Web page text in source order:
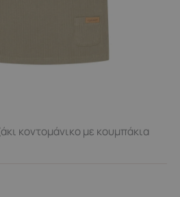
κοντομάνικο με κουμπάκια